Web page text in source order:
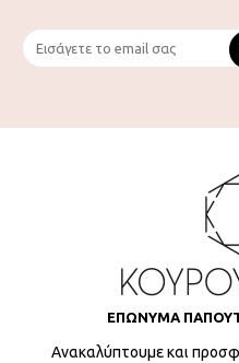
ΕΠΩΝΥΜΑ
Ανακαλύπτουμε και